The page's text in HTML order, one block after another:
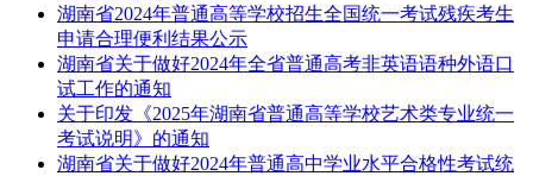
湖南省2024年普通高等学校招生全国统一考试残疾考生
申请合理便利结果公示
湖南省关于做好2024年全省普通高考非英语语种外语口
试工作的通知
关于印发《2025年湖南省普通高等学校艺术类专业统一
考试说明》的通知
湖南省关于做好2024年普通高中学业水平合格性考试统